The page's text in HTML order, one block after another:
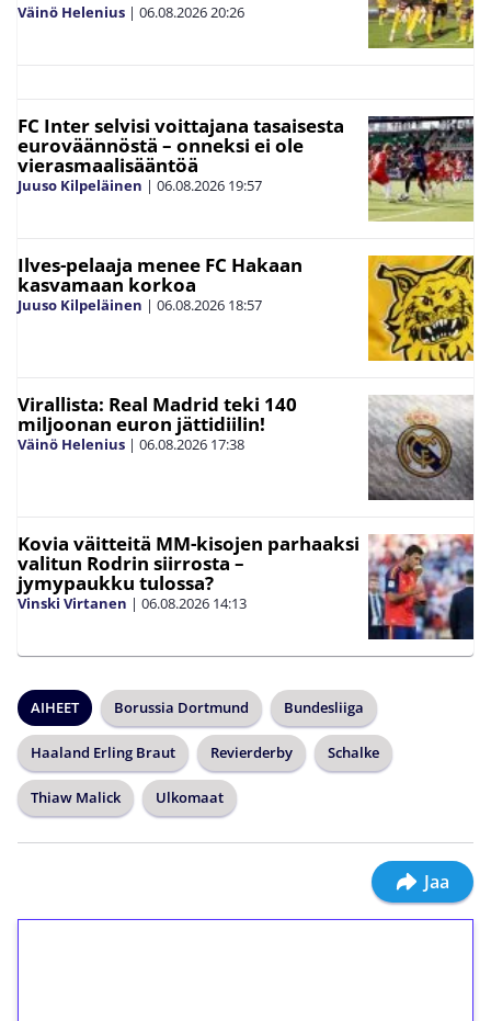
Väinö Helenius | 06.08.2026 20:26
FC Inter selvisi voittajana tasaisesta
euroväännöstä – onneksi ei ole
vierasmaalisääntöä
Juuso Kilpeläinen | 06.08.2026 19:57
Ilves-pelaaja menee FC Hakaan
kasvamaan korkoa
Juuso Kilpeläinen | 06.08.2026 18:57
Virallista: Real Madrid teki 140
miljoonan euron jättidiilin!
Väinö Helenius | 06.08.2026 17:38
Kovia väitteitä MM-kisojen parhaaksi
valitun Rodrin siirrosta –
jymypaukku tulossa?
Vinski Virtanen | 06.08.2026 14:13
AIHEET Borussia Dortmund Bundesliiga
Haaland Erling Braut Revierderby Schalke
Thiaw Malick Ulkomaat
Jaa